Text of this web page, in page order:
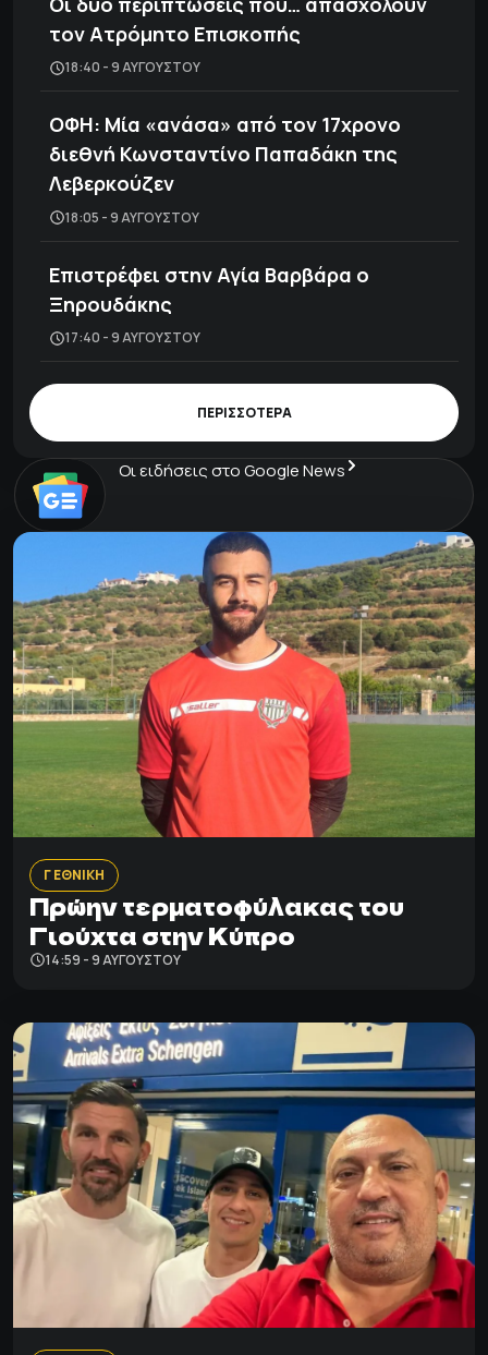
τον Ατρόμητο Επισκοπής
18:40 - 9 ΑΥΓΟΎΣΤΟΥ
ΟΦΗ: Μία «ανάσα» από τον 17χρονο
διεθνή Κωνσταντίνο Παπαδάκη της
Λεβερκούζεν
18:05 - 9 ΑΥΓΟΎΣΤΟΥ
Επιστρέφει στην Αγία Βαρβάρα ο
Ξηρουδάκης
17:40 - 9 ΑΥΓΟΎΣΤΟΥ
ΠΕΡΙΣΣΟΤΕΡΑ
Οι ειδήσεις στο Google News
Γ ΕΘΝΙΚΗ
Πρώην τερματοφύλακας του
Γιούχτα στην Κύπρο
14:59 - 9 ΑΥΓΟΎΣΤΟΥ